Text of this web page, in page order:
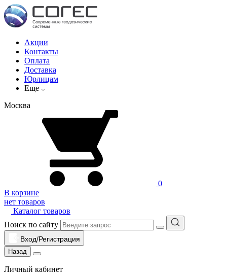
Акции
Контакты
Оплата
Доставка
Юрлицам
Еще
Москва
0
В корзине
нет товаров
Каталог товаров
Поиск по сайту
Вход/Регистрация
Назад
Личный кабинет